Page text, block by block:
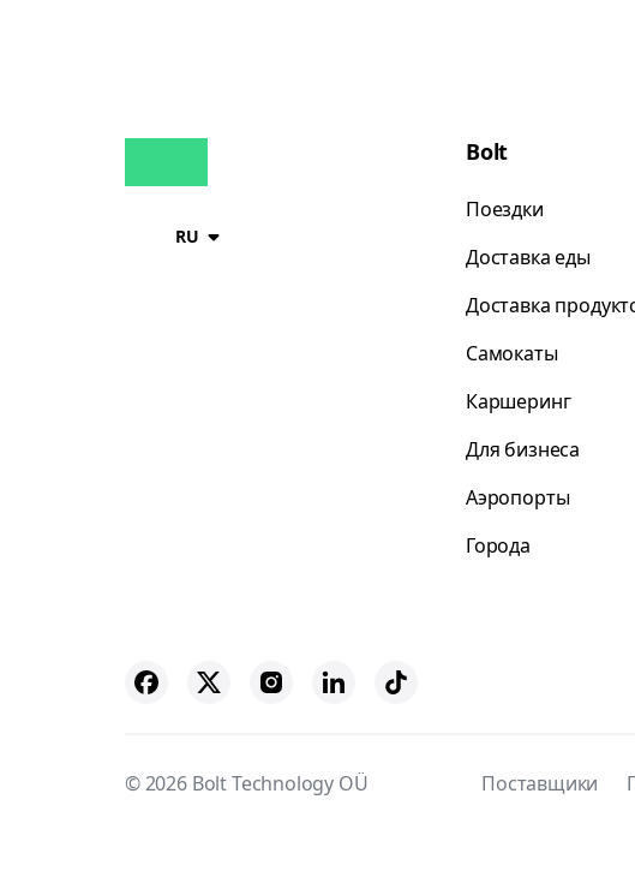
RU
Bolt
Поездки
Доставка еды
Доставка
Самокаты
Каршеринг
Для бизнеса
Аэропорты
Города
© 2026 Bolt Technology OÜ Поставщики